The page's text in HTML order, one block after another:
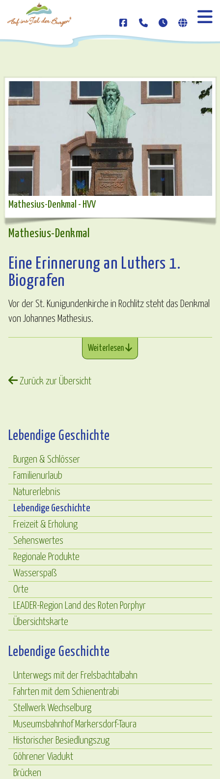
Mathesius-Denkmal - HVV
Mathesius-Denkmal
Eine Erinnerung an Luthers 1.
Biografen
Vor der St. Kunigundenkirche in Rochlitz steht das Denkmal
von Johannes Mathesius.
Weiterlesen
Zurück zur Übersicht
Lebendige Geschichte
Burgen & Schlösser
Familienurlaub
Naturerlebnis
Lebendige Geschichte
Freizeit & Erholung
Sehenswertes
Regionale Produkte
Wasserspaß
Orte
LEADER-Region Land des Roten Porphyr
Übersichtskarte
Lebendige Geschichte
Unterwegs mit der Frelsbachtalbahn
Fahrten mit dem Schienentrabi
Stellwerk Wechselburg
Museumsbahnhof Markersdorf-Taura
Historischer Besiedlungszug
Göhrener Viadukt
Brücken